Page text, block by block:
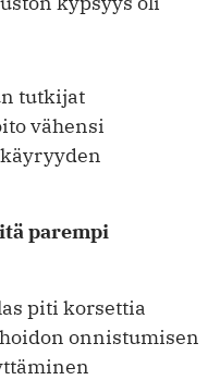
tutkijat
vähensi
parempi
piti korsettia
onnistumisen